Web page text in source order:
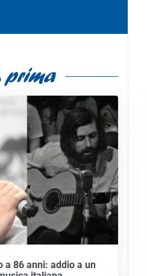
a 86 anni: addio a un